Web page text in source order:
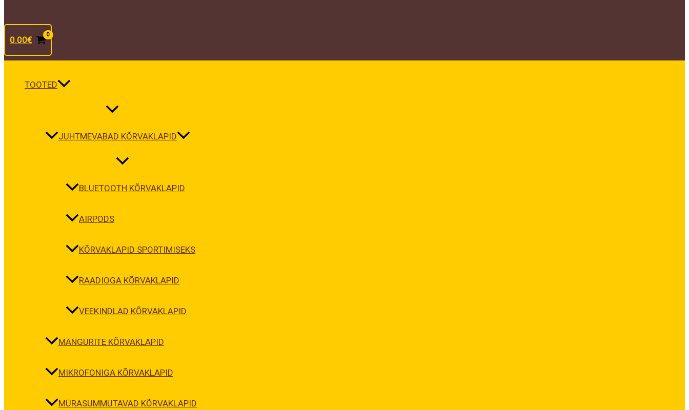
0.00€
TOOTED
JUHTMEVABAD KÕRVAKLAPID
BLUETOOTH KÕRVAKLAPID
AIRPODS
KÕRVAKLAPID SPORTIMISEKS
RAADIOGA KÕRVAKLAPID
VEEKINDLAD KÕRVAKLAPID
MÄNGURITE KÕRVAKLAPID
MIKROFONIGA KÕRVAKLAPID
MÜRASUMMUTAVAD KÕRVAKLAPID